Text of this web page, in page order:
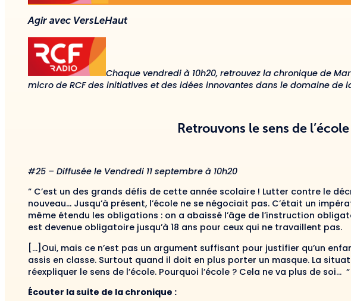
Agir avec VersLeHaut
Chaque vendredi à 10h20, retrouvez la chronique de
micro de RCF des initiatives et des idées innovantes dans le domaine de
Retrouvons le sens de l’école
#25 – Diffusée le Vendredi 11 septembre à 10h20
“ C’est un des grands défis de cette année scolaire ! Lutter contre le
nouveau… Jusqu’à présent, l’école ne se négociait pas. C’était un
même étendu les obligations : on a abaissé l’âge de l’instruction
est devenue obligatoire jusqu’à 18 ans pour ceux qui ne travaillent pas.
[…]Oui, mais ce n’est pas un argument suffisant pour justifier qu’un
assis en classe. Surtout quand il doit en plus porter un masque. La
réexpliquer le sens de l’école. Pourquoi l’école ? Cela ne va plus de soi… “
Écouter la suite de la chronique :